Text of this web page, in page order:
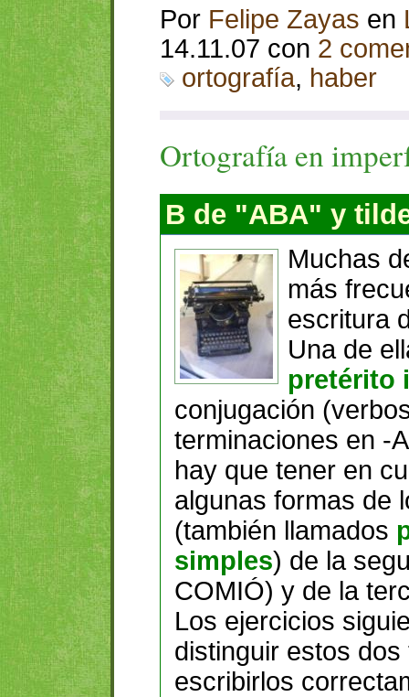
Por Felipe Zayas en
14.11.07 con 2
ortografía, haber
Ortografía en
B de "ABA" y
Muchas
más
escritura
Una de
pretérito
conjugación
terminaciones en -
hay que tener en
algunas formas de
(también llamados
simples) de la
COMIÓ) y de la
Los ejercicios
distinguir estos
escribirlos